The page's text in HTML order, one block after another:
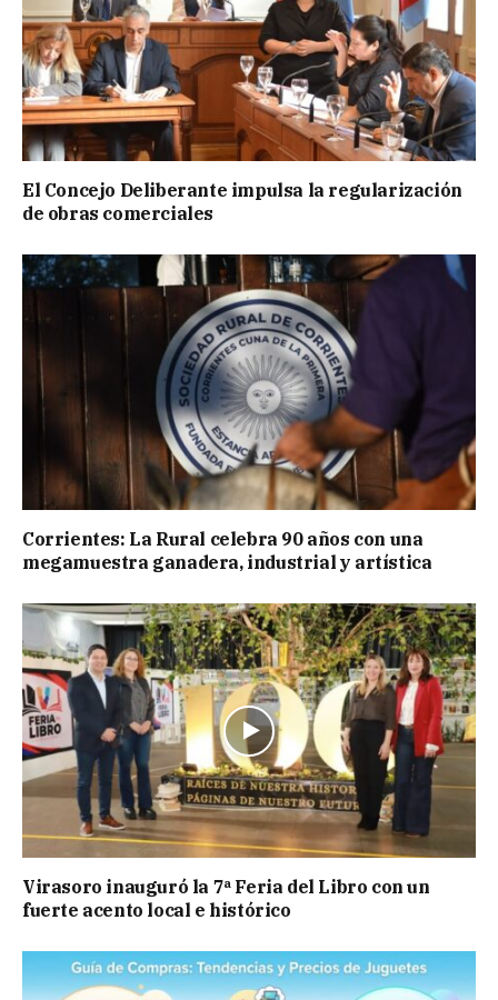
El Concejo Deliberante impulsa la regularización
de obras comerciales
Corrientes: La Rural celebra 90 años con una
megamuestra ganadera, industrial y artística
Virasoro inauguró la 7ª Feria del Libro con un
fuerte acento local e histórico